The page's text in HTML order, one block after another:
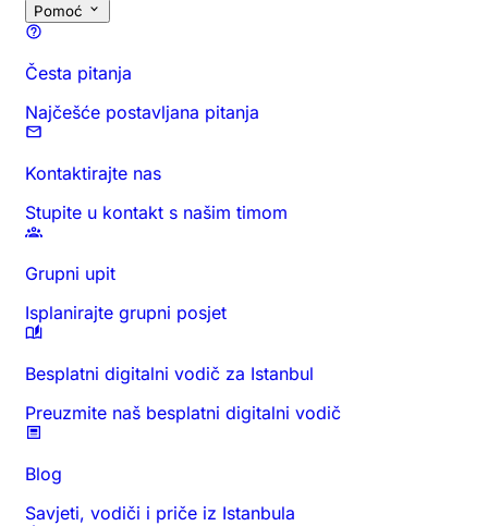
Pomoć
Česta pitanja
Najčešće postavljana pitanja
Kontaktirajte nas
Stupite u kontakt s našim timom
Grupni upit
Isplanirajte grupni posjet
Besplatni digitalni vodič za Istanbul
Preuzmite naš besplatni digitalni vodič
Blog
Savjeti, vodiči i priče iz Istanbula